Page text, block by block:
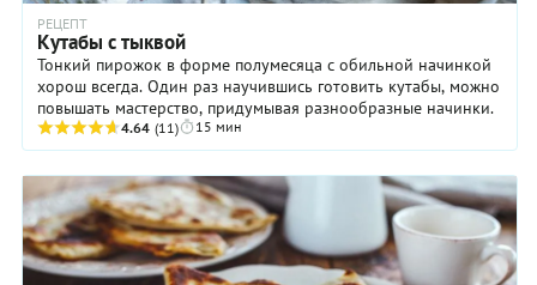
РЕЦЕПТ
Кутабы с тыквой
Тонкий пирожок в форме полумесяца с обильной начинкой
хорош всегда. Один раз научившись готовить кутабы, можно
повышать мастерство, придумывая разнообразные начинки.
4.64 (11) 15 мин